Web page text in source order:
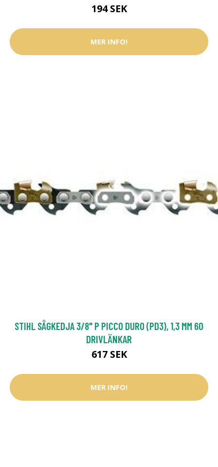
194 SEK
MER INFO!
STIHL SÅGKEDJA 3/8" P PICCO DURO (PD3), 1,3 MM 60
DRIVLÄNKAR
617 SEK
MER INFO!